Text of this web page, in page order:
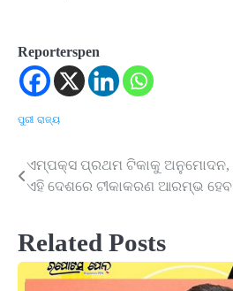
Reporterspen
ପୁରୀ ରାଜ୍ୟ
Post
ଏମ୍‌ପକ୍ସ ପ୍ରଥମ ଟିକାକୁ ଅନୁମୋଦନ,
ଏହି ଦେଶରେ ଟୀକାକରଣ ଆରମ୍ଭ ହେବ
Related Posts